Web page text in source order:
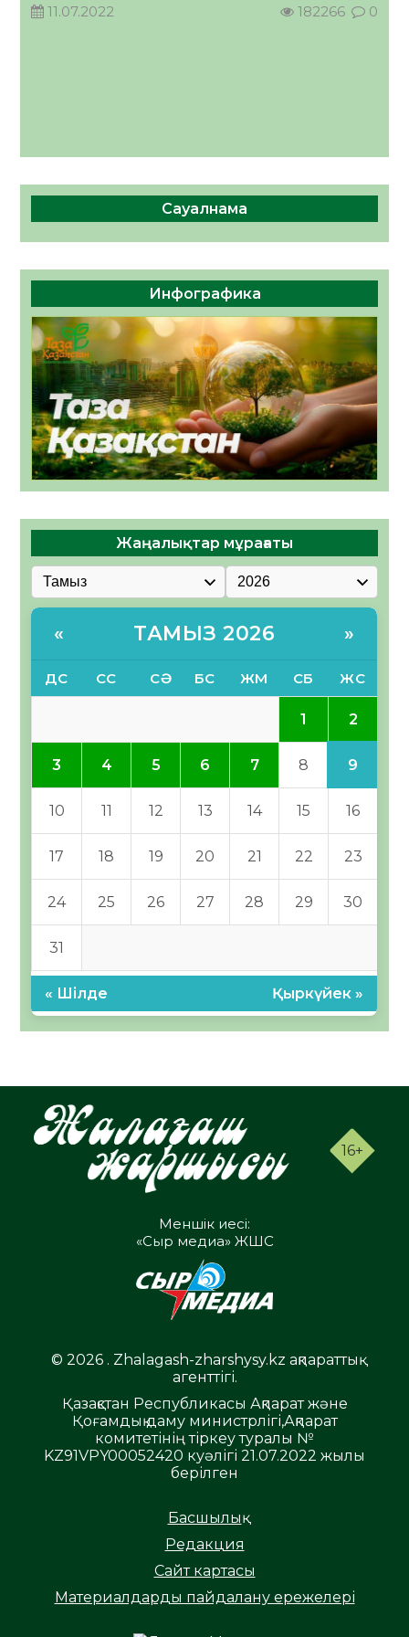
11.07.2022
182266 0
Сауалнама
Инфографика
Жаңалықтар мұрағаты
« ТАМЫЗ 2026 »
ДС СС СӘ БС ЖМ СБ ЖС
1 2
3 4 5 6 7 8 9
10 11 12 13 14 15 16
17 18 19 20 21 22 23
24 25 26 27 28 29 30
31
« Шілде Қыркүйек »
16+
Меншік иесі:
«Сыр медиа» ЖШС
© 2026 . Zhalagash-zharshysy.kz ақпараттық
агенттігі.
Қазақстан Республикасы Ақпарат және
Қоғамдық даму министрлігі,Ақпарат
комитетінің тіркеу туралы №
KZ91VPY00052420 куәлігі 21.07.2022 жылы
берілген
Басшылық
Редакция
Сайт картасы
Материалдарды пайдалану ережелері